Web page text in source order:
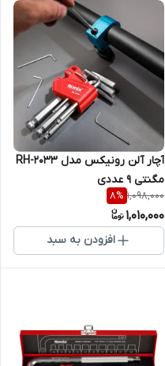
آچار آلن رونیکس مدل RH-2033
مگنتی ۹ عددی
1,098,000
8%
1,010,000
افزودن به سبد